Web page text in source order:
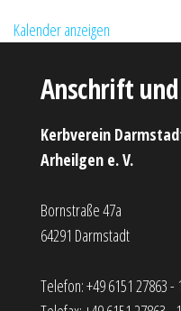
Kalender anzeigen
Anschrift
Kerbverein
Arheilgen e. V.
Bornstraße 47a
64291 Darmstadt
Telefon: +49 6151 27863 -